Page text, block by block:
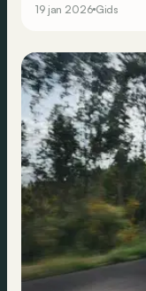
best scoorden op
19 jan 2026 Gids